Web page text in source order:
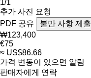
1/1
추가 사진 요청
PDF 공유 불만 사항 제출
₩123,400
€75
≈ US$86.66
가격 변동이 있으면 알림
판매자에게 연락